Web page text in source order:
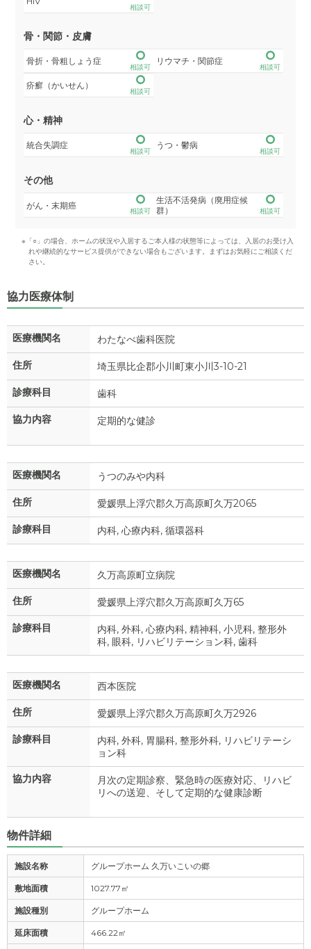
相談可
骨・関節・皮膚
骨折・骨粗しょう症
相談可
リウマチ・関節症
相談可
疥癬（かいせん）
相談可
心・精神
統合失調症
相談可
うつ・鬱病
相談可
その他
がん・末期癌
相談可
生活不活発病（廃用症候
群）
相談可
※「○」の場合、ホームの状況や入居するご本人様の状態等によっては、入居のお受け入
れや継続的なサービス提供ができない場合もございます。まずはお気軽にご相談くだ
さい。
協力医療体制
医療機関名 わたなべ歯科医院
住所 埼玉県比企郡小川町東小川3-10-21
診療科目 歯科
協力内容 定期的な健診
医療機関名 うつのみや内科
住所 愛媛県上浮穴郡久万高原町久万2065
診療科目 内科, 心療内科, 循環器科
医療機関名 久万高原町立病院
住所 愛媛県上浮穴郡久万高原町久万65
診療科目
内科, 外科, 心療内科, 精神科, 小児科, 整形外
科, 眼科, リハビリテーション科, 歯科
医療機関名 西本医院
住所 愛媛県上浮穴郡久万高原町久万2926
診療科目
内科, 外科, 胃腸科, 整形外科, リハビリテーシ
ョン科
協力内容
月次の定期診察、緊急時の医療対応、リハビ
リへの送迎、そして定期的な健康診断
物件詳細
施設名称 グループホーム 久万いこいの郷
敷地面積 1027.77㎡
施設種別 グループホーム
延床面積 466.22㎡